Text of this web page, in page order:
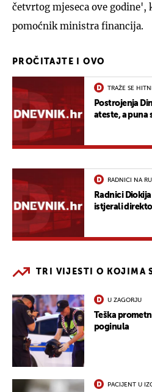
četvrtog mjeseca ove godine',
pomoćnik ministra financija.
PROČITAJTE I OVO
TRAŽE SE
Postrojenja
ateste, a puna
RADNICI NA
Radnici
istjerali
TRI VIJESTI O KOJIMA
U ZAGORJU
Teška
poginula
PACIJENT U